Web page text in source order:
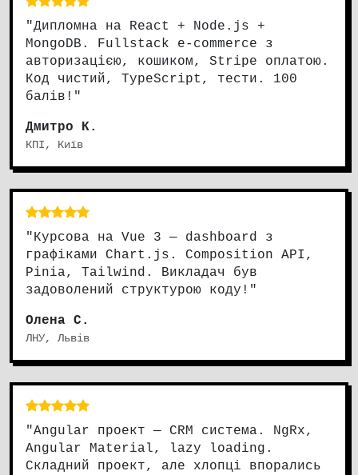
"Дипломна на React + Node.js +
MongoDB. Fullstack e-commerce з
авторизацією, кошиком, Stripe оплатою.
Код чистий, TypeScript, тести. 100
балів!"
Дмитро К.
КПІ, Київ
"Курсова на Vue 3 — dashboard з
графіками Chart.js. Composition API,
Pinia, Tailwind. Викладач був
задоволений структурою коду!"
Олена С.
ЛНУ, Львів
"Angular проект — CRM система. NgRx,
Angular Material, lazy loading.
Складний проект, але хлопці впорались